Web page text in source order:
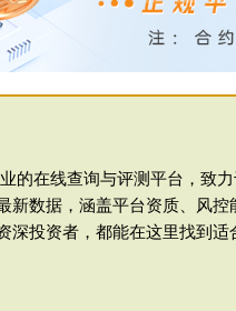
的在线查询与评测平台，致
新数据，涵盖平台资质、风
深投资者，都能在这里找到